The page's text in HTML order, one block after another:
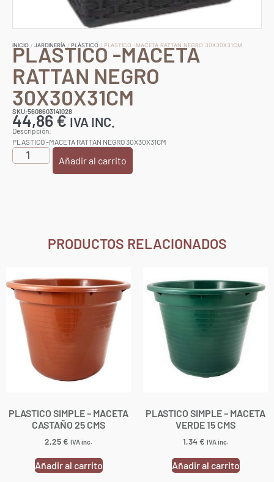
INICIO / JARDINERÍA / PLÁSTICO / PLASTICO -MACETA RATTAN NEGRO 30X30X31CM
PLASTICO -MACETA
RATTAN NEGRO
30X30X31CM
SKU:5608603141028
44,86€ IVA INC.
Descripción:
PLASTICO -MACETA RATTAN NEGRO 30X30X31CM
Añadir al carrito
PRODUCTOS RELACIONADOS
PLASTICO SIMPLE – MACETA
CASTAÑO 25 CMS
2,25€ IVA inc.
Añadir al carrito
PLASTICO SIMPLE – MACETA
VERDE 15 CMS
1,34€ IVA inc.
Añadir al carrito